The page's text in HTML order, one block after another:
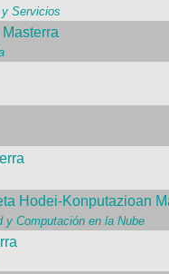
Servicios
Hodei-Konputazioan
y Computación en la Nube